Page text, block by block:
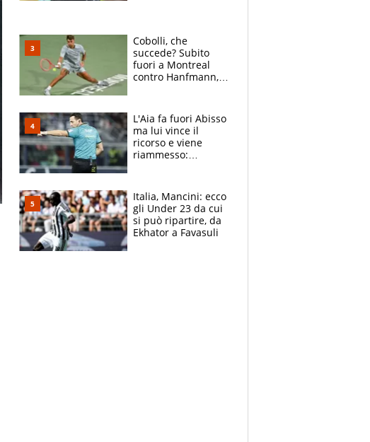
Cobolli, che
succede? Subito
fuori a Montreal
contro Hanfmann,
L'Aia fa fuori Abisso
ma lui vince il
ricorso e viene
riammesso:
Italia, Mancini: ecco
gli Under 23 da cui
si può ripartire, da
Ekhator a Favasuli